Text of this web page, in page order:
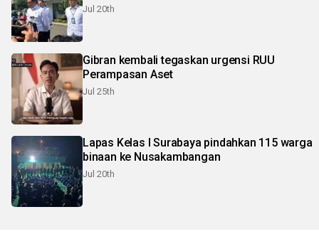
Jul 20th
Gibran kembali tegaskan urgensi RUU
Perampasan Aset
Jul 25th
Lapas Kelas I Surabaya pindahkan 115 warga
binaan ke Nusakambangan
Jul 20th